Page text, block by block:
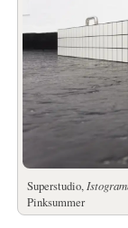
Superstudio,
Pinksummer